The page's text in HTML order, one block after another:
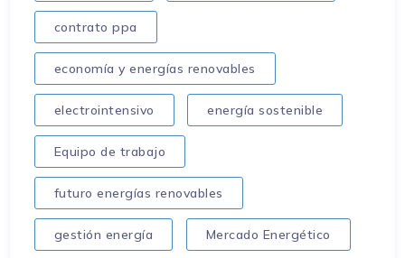
contrato ppa
economía y energías renovables
electrointensivo energía sostenible
Equipo de trabajo
futuro energías renovables
gestión energía Mercado Energético